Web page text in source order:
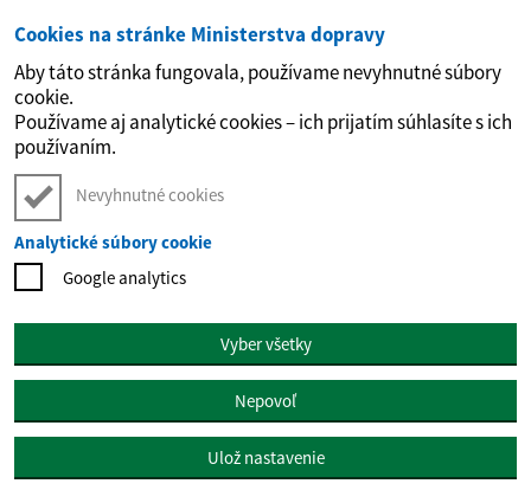
Preskočiť na hlavný obsah
Cookies na stránke Ministerstva dopravy
Aby táto stránka fungovala, používame nevyhnutné súbory
cookie.
Používame aj analytické cookies – ich prijatím súhlasíte s ich
používaním.
Nevyhnutné cookies
Analytické súbory cookie
Google analytics
Vyber všetky
Nepovoľ
Ulož nastavenie